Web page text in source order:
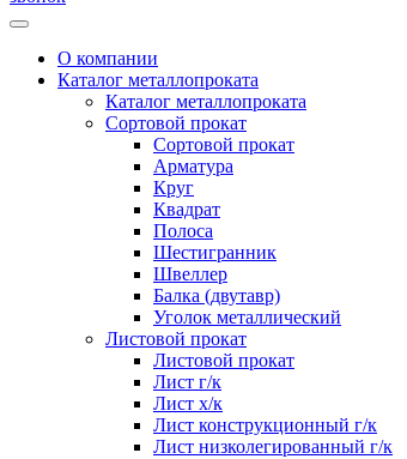
О компании
Каталог металлопроката
Каталог металлопроката
Сортовой прокат
Сортовой прокат
Арматура
Круг
Квадрат
Полоса
Шестигранник
Швеллер
Балка (двутавр)
Уголок металлический
Листовой прокат
Листовой прокат
Лист г/к
Лист х/к
Лист конструкционный г/к
Лист низколегированный г/к